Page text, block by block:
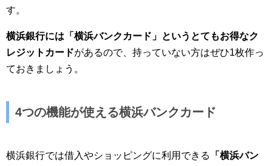
す。
横浜銀行には「横浜バンクカード」というとてもお得なク
レジットカードがあるので、持っていない方はぜひ1枚作っ
ておきましょう。
4つの機能が使える横浜バンクカード
横浜銀行では借入やショッピングに利用できる
「横浜バン